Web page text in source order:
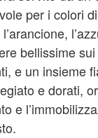
per i colori
bellissime
e un insieme
e dorati,
e